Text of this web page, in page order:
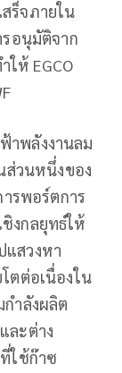
ร็จภายใน
อนุมัติจาก
ห้ EGCO
าพลังงานลม
ส่วนหนึ่งของ
รพอร์ตการ
งกลยุทธ์ให้
แสวงหา
ตต่อเนื่องใน
กำลังผลิต
ละต่าง
ใช้ก๊าซ